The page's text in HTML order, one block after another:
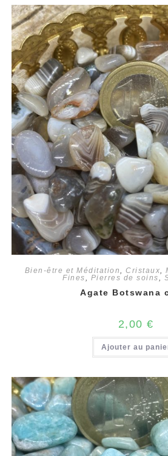
Bien-être et Méditation Cristaux
Fines
Pierres de soins
Agate Botswana
2,00 €
Ajouter au